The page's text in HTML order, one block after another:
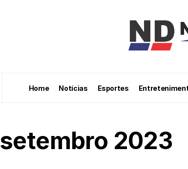
Home Notícias Esportes
setembro 2023